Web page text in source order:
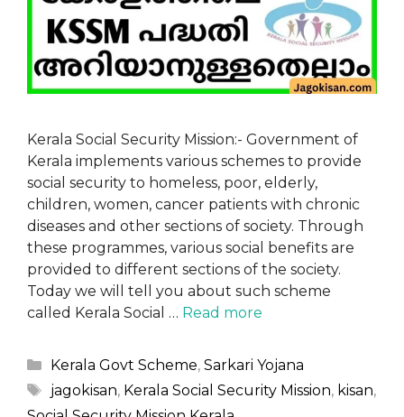
Kerala Social Security Mission:- Government of
Kerala implements various schemes to provide
social security to homeless, poor, elderly,
children, women, cancer patients with chronic
diseases and other sections of society. Through
these programmes, various social benefits are
provided to different sections of the society.
Today we will tell you about such scheme
called Kerala Social … Read more
Categories
Kerala Govt Scheme, Sarkari Yojana
Tags
jagokisan, Kerala Social Security Mission, kisan,